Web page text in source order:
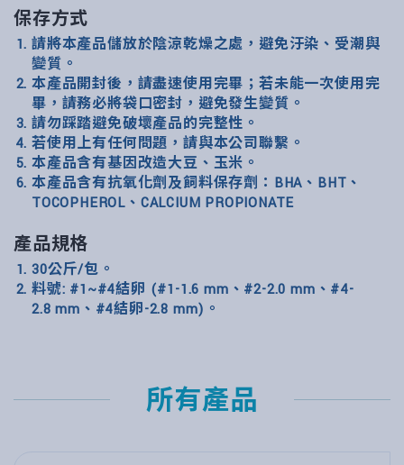
保存方式
請將本產品儲放於陰涼乾燥之處，避免汙染、受潮與
變質。
本產品開封後，請盡速使用完畢；若未能一次使用完
畢，請務必將袋口密封，避免發生變質。
請勿踩踏避免破壞產品的完整性。
若使用上有任何問題，請與本公司聯繫。
本產品含有基因改造大豆、玉米。
本產品含有抗氧化劑及飼料保存劑：BHA、BHT、
TOCOPHEROL、CALCIUM PROPIONATE
產品規格
30公斤/包。
料號: #1~#4結卵 (#1-1.6 mm、#2-2.0 mm、#4-
2.8 mm、#4結卵-2.8 mm)。
所有產品